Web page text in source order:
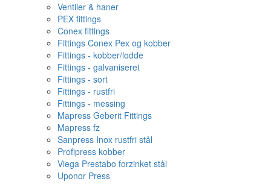
Ventiler & haner
PEX fittings
Conex fittings
Fittings Conex Pex og kobber
Fittings - kobber/lodde
Fittings - galvaniseret
Fittings - sort
Fittings - rustfri
Fittings - messing
Mapress Geberit Fittings
Mapress fz
Sanpress Inox rustfri stål
Profipress kobber
Viega Prestabo forzinket stål
Uponor Press